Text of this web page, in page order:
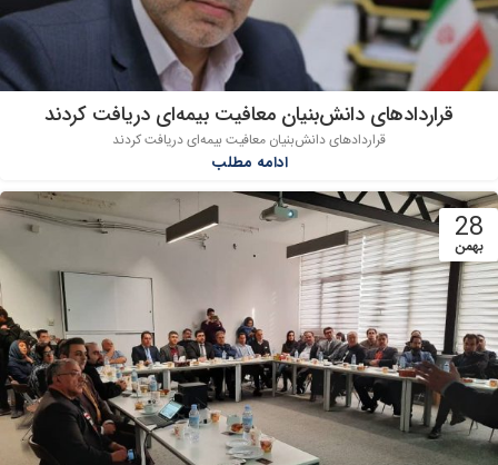
قراردادهای دانش‌بنیان معافیت بیمه‌ای دریافت کردند
قراردادهای دانش‌بنیان معافیت بیمه‌ای دریافت کردند
ادامه مطلب
28
بهمن